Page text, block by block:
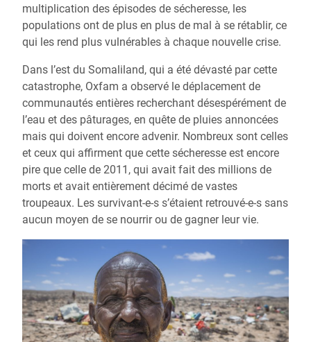
multiplication des épisodes de sécheresse, les
populations ont de plus en plus de mal à se rétablir, ce
qui les rend plus vulnérables à chaque nouvelle crise.
Dans l’est du Somaliland, qui a été dévasté par cette
catastrophe, Oxfam a observé le déplacement de
communautés entières recherchant désespérément de
l’eau et des pâturages, en quête de pluies annoncées
mais qui doivent encore advenir. Nombreux sont celles
et ceux qui affirment que cette sécheresse est encore
pire que celle de 2011, qui avait fait des millions de
morts et avait entièrement décimé de vastes
troupeaux. Les survivant-e-s s’étaient retrouvé-e-s sans
aucun moyen de se nourrir ou de gagner leur vie.